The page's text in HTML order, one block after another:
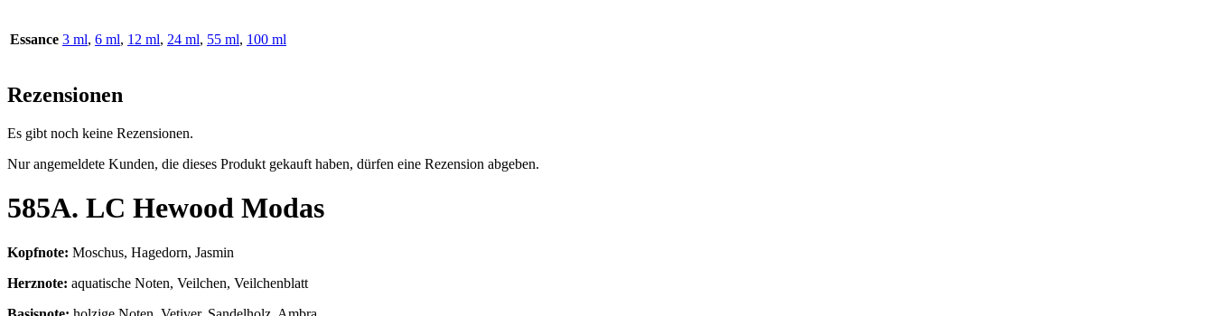
Essance 3 ml, 6 ml, 12 ml, 24 ml, 55 ml, 100 ml
Rezensionen
Es gibt noch keine Rezensionen.
Nur angemeldete Kunden, die dieses Produkt gekauft haben, dürfen eine Rezension abgeben.
585A. LC Hewood Modas
Kopfnote: Moschus, Hagedorn, Jasmin
Herznote: aquatische Noten, Veilchen, Veilchenblatt